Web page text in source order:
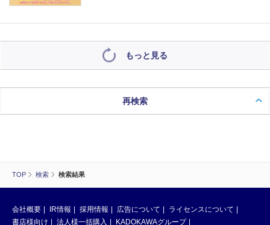
TOP 検索 検索結果
もっと見る
再検索
会社概要 IR情報 採用情報 広告について
ライセンスについて
書店様向け
法人様一括購入 KADOKAWAグループ